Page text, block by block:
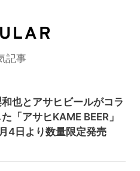
記事
也とアサヒビールがコラ
「アサヒKAME BEER」
4日より数量限定発売